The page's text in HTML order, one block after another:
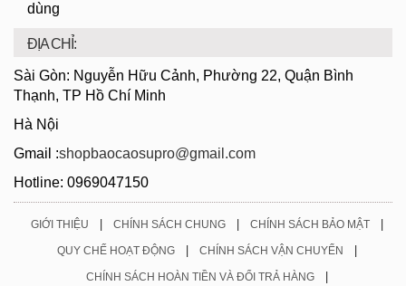
dùng
ĐỊA CHỈ:
Sài Gòn: Nguyễn Hữu Cảnh, Phường 22, Quận Bình
Thạnh, TP Hồ Chí Minh
Hà Nội
Gmail :shopbaocaosupro@gmail.com
Hotline: 0969047150
GIỚI THIỆU | CHÍNH SÁCH CHUNG | CHÍNH SÁCH BẢO MẬT |
QUY CHẾ HOẠT ĐỘNG | CHÍNH SÁCH VẬN CHUYỂN |
CHÍNH SÁCH HOÀN TIỀN VÀ ĐỔI TRẢ HÀNG |